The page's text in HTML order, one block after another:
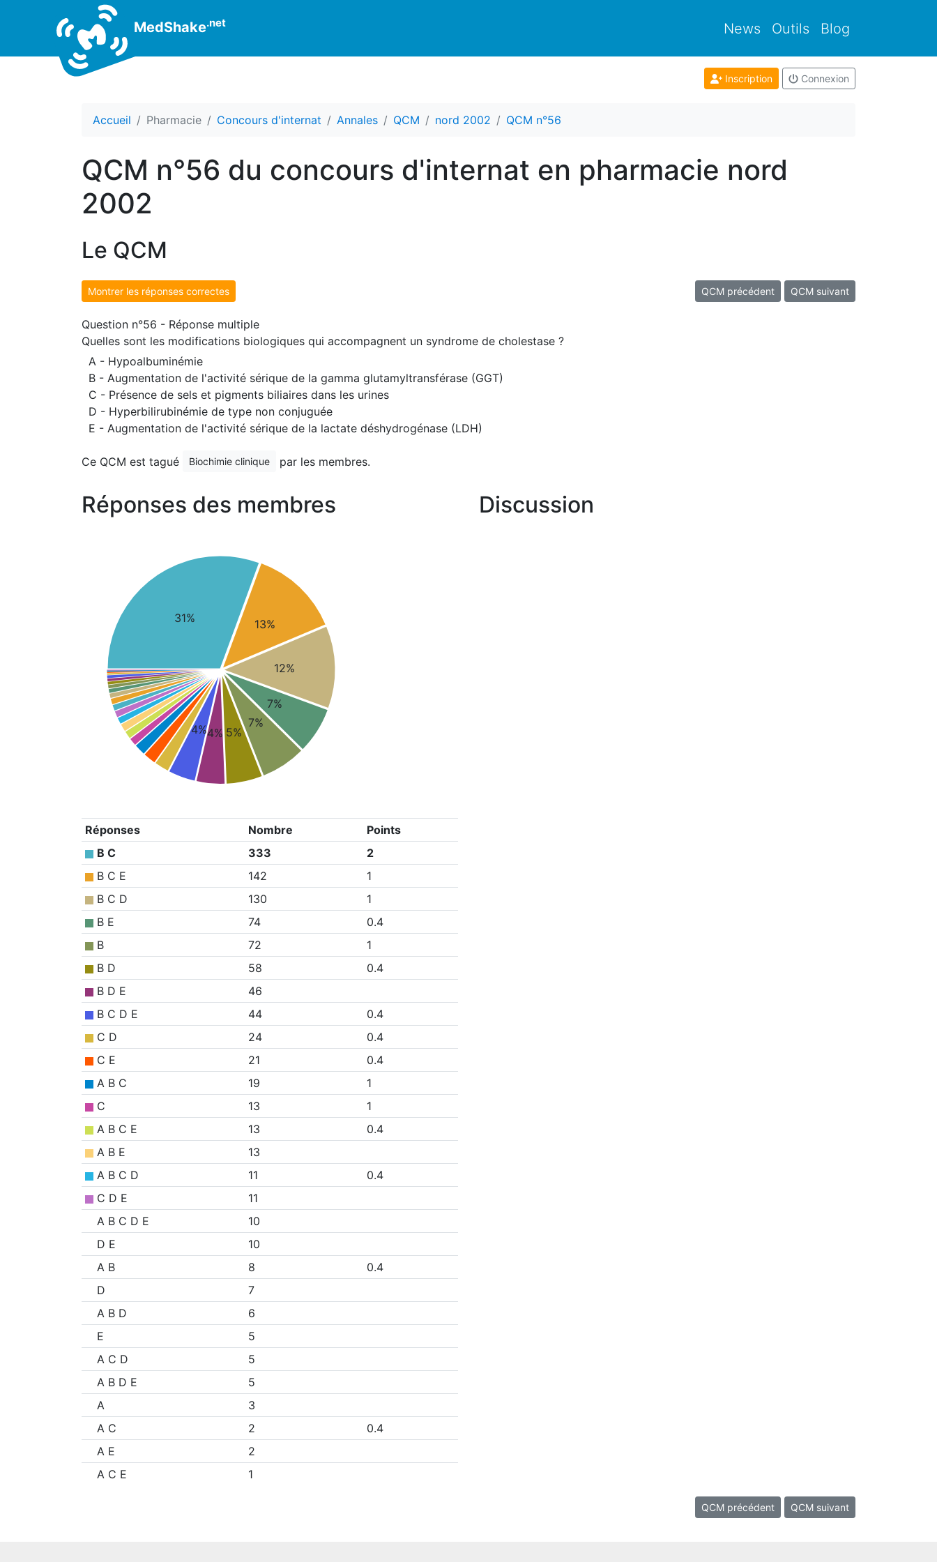
MedShake.net News Outils Blog
Inscription Connexion
Accueil Pharmacie Concours d'internat Annales QCM nord 2002 QCM n°56
QCM n°56 du concours d'internat en pharmacie nord
2002
Le QCM
Montrer les réponses correctes QCM précédent QCM suivant
Question n°56 - Réponse multiple
Quelles sont les modifications biologiques qui accompagnent un syndrome de cholestase ?
A - Hypoalbuminémie
B - Augmentation de l'activité sérique de la gamma glutamyltransférase (GGT)
C - Présence de sels et pigments biliaires dans les urines
D - Hyperbilirubinémie de type non conjuguée
E - Augmentation de l'activité sérique de la lactate déshydrogénase (LDH)
Ce QCM est tagué Biochimie clinique par les membres.
Réponses des membres
31% 13%
12%
7%
7%
5%
4%
4%
Réponses Nombre
Points
B C
333
2
B C E
142
1
B C D
130
1
B E
74
0.4
B
72
1
B D
58
0.4
B D E
46
B C D E
44
0.4
C D
24
0.4
C E
21
0.4
A B C
19
1
C
13
1
A B C E
13
0.4
A B E
13
A B C D
11
0.4
C D E
11
A B C D E
10
D E
10
A B
8
0.4
D
7
A B D
6
E
5
A C D
5
A B D E
5
A
3
A C
2
0.4
A E
2
A C E
1
Discussion
QCM précédent QCM suivant